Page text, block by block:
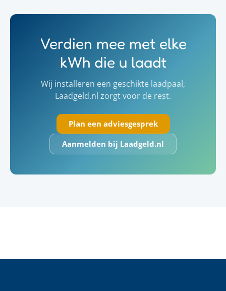
Verdien mee met elke
kWh die u laadt
Wij installeren een geschikte laadpaal,
Laadgeld.nl zorgt voor de rest.
Plan een adviesgesprek
Aanmelden bij Laadgeld.nl